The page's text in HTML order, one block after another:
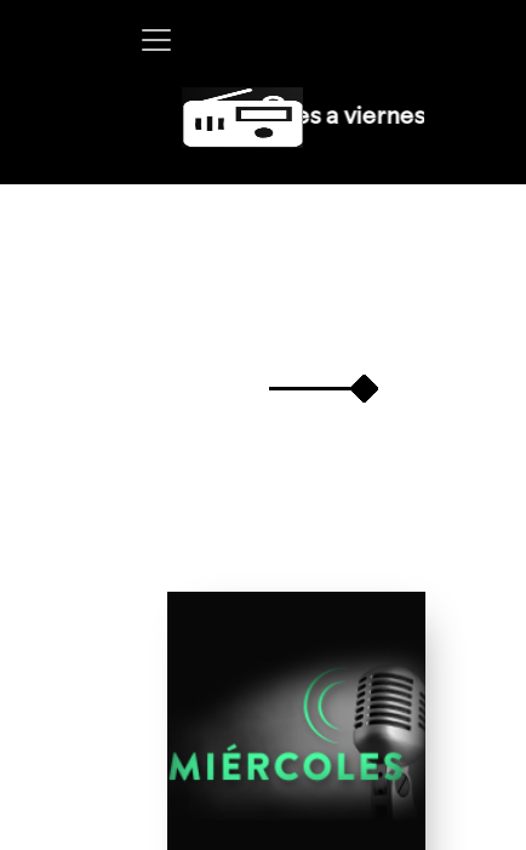
Debayle en W, lunes a viernes de 10 a 13 hrs.